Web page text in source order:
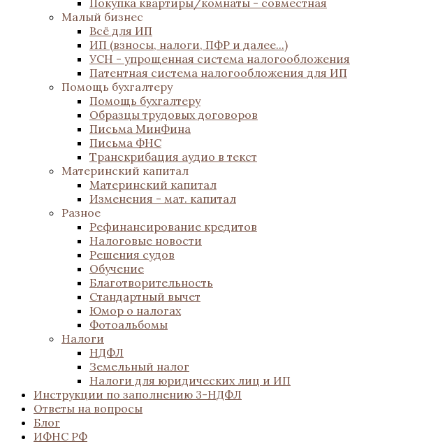
Покупка квартиры/комнаты - совместная
Малый бизнес
Всё для ИП
ИП (взносы, налоги, ПФР и далее...)
УСН - упрощенная система налогообложения
Патентная система налогообложения для ИП
Помощь бухгалтеру
Помощь бухгалтеру
Образцы трудовых договоров
Письма МинФина
Письма ФНС
Транскрибация аудио в текст
Материнский капитал
Материнский капитал
Изменения - мат. капитал
Разное
Рефинансирование кредитов
Налоговые новости
Решения судов
Обучение
Благотворительность
Стандартный вычет
Юмор о налогах
Фотоальбомы
Налоги
НДФЛ
Земельный налог
Налоги для юридических лиц и ИП
Инструкции по заполнению 3-НДФЛ
Ответы на вопросы
Блог
ИФНС РФ